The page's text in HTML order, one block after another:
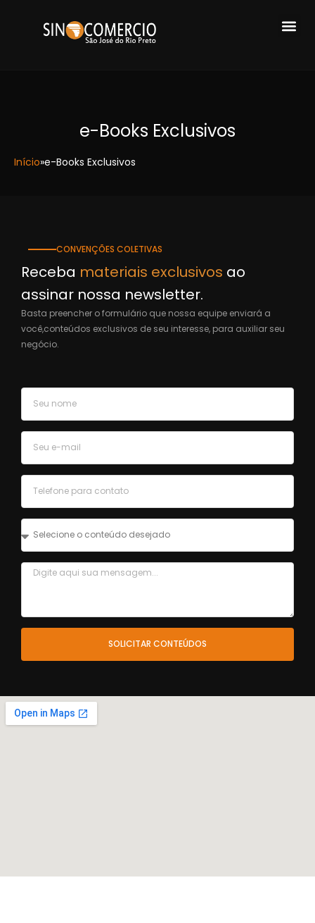
e-Books Exclusivos
Início»e-Books Exclusivos
CONVENÇÕES COLETIVAS
Receba materiais exclusivos ao
assinar nossa newsletter.
Basta preencher o formulário que nossa equipe enviará a
você,conteúdos exclusivos de seu interesse, para auxiliar seu
negócio.
SOLICITAR CONTEÚDOS